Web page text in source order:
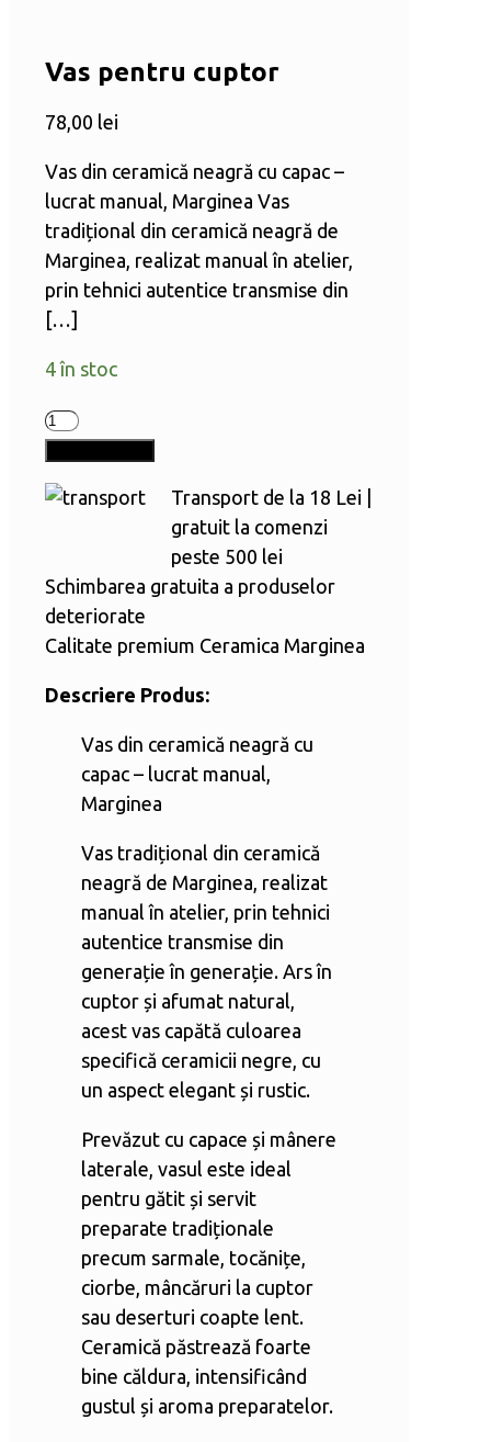
Vas pentru cuptor
78,00 lei
Vas din ceramică neagră cu capac –
lucrat manual, Marginea Vas
tradițional din ceramică neagră de
Marginea, realizat manual în atelier,
prin tehnici autentice transmise din
[…]
4 în stoc
Cantitate
Vas
cuptor
Transport de la 18 Lei |
gratuit la comenzi
peste 500 lei
Schimbarea gratuita a produselor
deteriorate
Calitate premium Ceramica Marginea
Descriere Produs:
Vas din ceramică neagră cu
capac – lucrat manual,
Marginea
Vas tradițional din ceramică
neagră de Marginea, realizat
manual în atelier, prin tehnici
autentice transmise din
generație în generație. Ars în
cuptor și afumat natural,
acest vas capătă culoarea
specifică ceramicii negre, cu
un aspect elegant și rustic.
Prevăzut cu capace și mânere
laterale, vasul este ideal
pentru gătit și servit
preparate tradiționale
precum sarmale, tocănițe,
ciorbe, mâncăruri la cuptor
sau deserturi coapte lent.
Ceramică păstrează foarte
bine căldura, intensificând
gustul și aroma preparatelor.